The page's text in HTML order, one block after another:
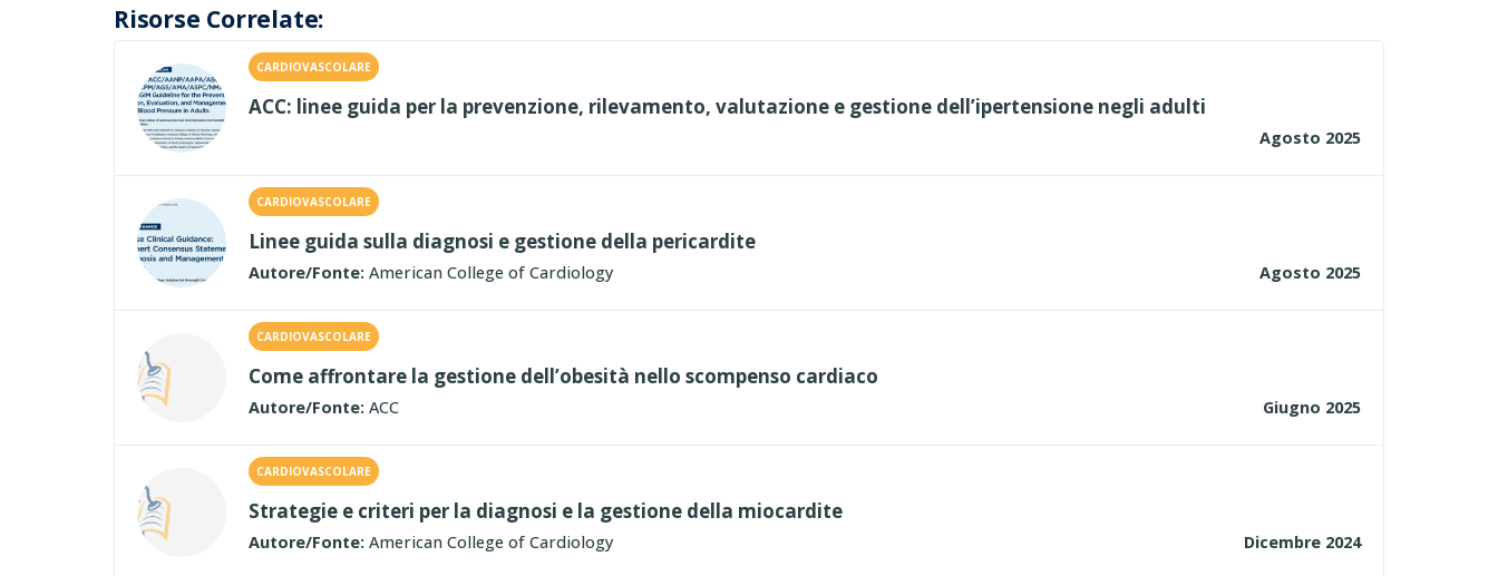
Risorse Correlate:
CARDIOVASCOLARE
ACC: linee guida per la prevenzione, rilevamento, valutazione e gestione dell’ipertensione negli adulti
Agosto 2025
CARDIOVASCOLARE
Linee guida sulla diagnosi e gestione della pericardite
Autore/Fonte: American College of Cardiology Agosto 2025
CARDIOVASCOLARE
Come affrontare la gestione dell’obesità nello scompenso cardiaco
Autore/Fonte: ACC Giugno 2025
CARDIOVASCOLARE
Strategie e criteri per la diagnosi e la gestione della miocardite
Autore/Fonte: American College of Cardiology Dicembre 2024